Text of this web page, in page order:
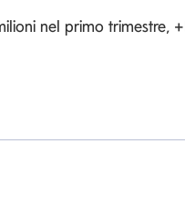
nel primo trimestre,